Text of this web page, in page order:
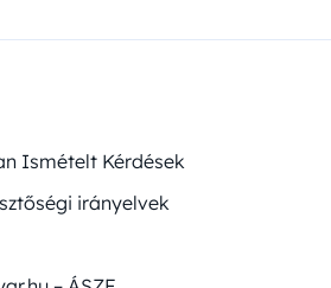
Ismételt Kérdések
irányelvek